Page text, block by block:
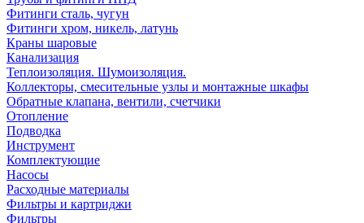
Фитинги сталь, чугун
Фитинги хром, никель, латунь
Краны шаровые
Канализация
Теплоизоляция. Шумоизоляция.
Коллекторы, смесительные узлы и монтажные шкафы
Обратные клапана, вентили, счетчики
Отопление
Подводка
Инструмент
Комплектующие
Насосы
Расходные материалы
Фильтры и картриджи
Фильтры